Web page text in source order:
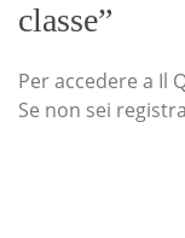
classe”
Per accedere a Il
Se non sei